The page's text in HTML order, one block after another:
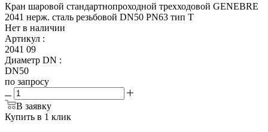
Кран шаровой стандартнопроходной трехходовой GENEBRE
2041 нерж. сталь резьбовой DN50 PN63 тип Т
Нет в наличии
Артикул :
2041 09
Диаметр DN :
DN50
по запросу
В заявку
Купить в 1 клик